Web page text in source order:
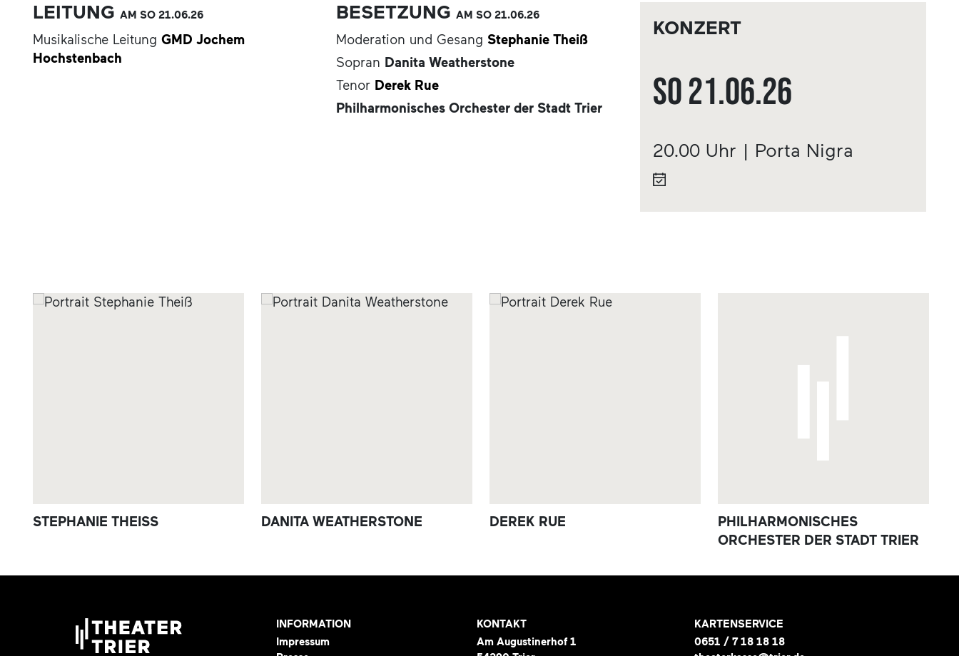
LEITUNG AM SO 21.06.26
Musikalische Leitung GMD Jochem
Hochstenbach
BESETZUNGAM SO21.06.26
Moderation und Gesang Stephanie Theiß
Sopran Danita Weatherstone
Tenor Derek Rue
Philharmonisches Orchester der Stadt Trier
KONZERT
So21.06.26
20.00 Uhr | Porta Nigra
STEPHANIE THEISS DANITA WEATHERSTONE DEREK RUE
PHILHARMONISCHES
ORCHESTER DER STADT TRIER
INFORMATION
Impressum
KONTAKT
Am Augustinerhof 1
KARTENSERVICE
0651 / 7 18 18 18